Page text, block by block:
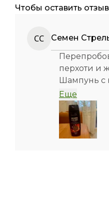
Чтобы оставить
СС Семен
перхоти и
Шампунь с
плотная,
остаются
не
Еще